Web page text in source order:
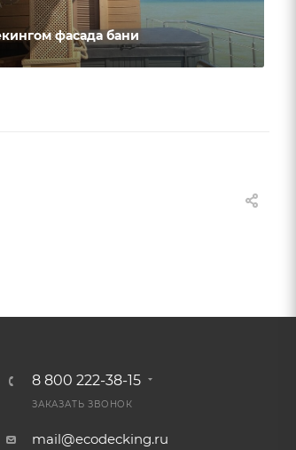
фасада бани
8 800 222-38-15
ЗАКАЗАТЬ ЗВОНОК
mail@ecodecking.ru